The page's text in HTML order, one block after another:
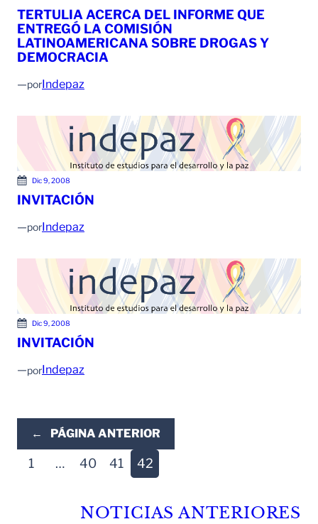
TERTULIA ACERCA DEL INFORME QUE
ENTREGÓ LA COMISIÓN
LATINOAMERICANA SOBRE DROGAS Y
DEMOCRACIA
—porIndepaz
Dic 9, 2008
INVITACIÓN
—porIndepaz
Dic 9, 2008
INVITACIÓN
—porIndepaz
← PÁGINA ANTERIOR
1 … 40 41 42
NOTICIAS ANTERIORES